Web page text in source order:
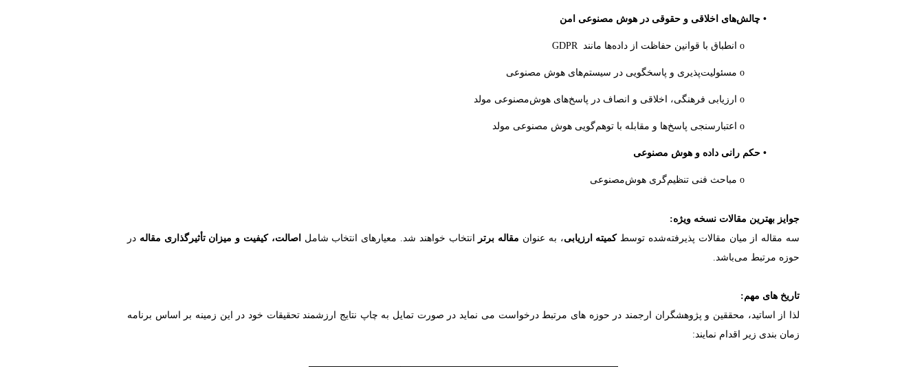
• چالش‌های اخلاقی و حقوقی در هوش مصنوعی امن
o انطباق با قوانین حفاظت از داده‌ها مانند GDPR
o مسئولیت‌پذیری و پاسخگویی در سیستم‌های هوش مصنوعی
o ارزیابی فرهنگی، اخلاقی و انصاف در پاسخ‌های هوش‌مصنوعی مولد
o اعتبارسنجی پاسخ‌ها و مقابله با توهم‌گویی هوش مصنوعی مولد
• حکم رانی داده و هوش مصنوعی
o مباحث‌ فنی تنظیم‌گری هوش‌مصنوعی
جوایز بهترین مقالات نسخه ویژه:
سه مقاله از میان مقالات پذیرفته‌شده توسطکمیته ارزیابی، به عنوان مقاله برتر انتخاب خواهند شد. معیارهای انتخاب شامل اصالت، کیفیت و میزان تأثیرگذاری مقاله در
حوزه مرتبط می‌باشد.
تاریخ های مهم:
لذا از اساتید، محققین و پژوهشگران ارجمند در حوزه های مرتبط درخواست می نماید در صورت تمایل به چاپ نتایج ارزشمند تحقیقات خود در این زمینه بر اساس برنامه
زمان بندی زیر اقدام نمایند: